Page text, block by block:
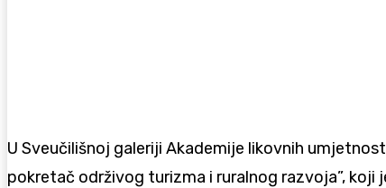
U Sveučilišnoj galeriji Akademije likovnih
pokretač održivog turizma i ruralnog razvoja”,